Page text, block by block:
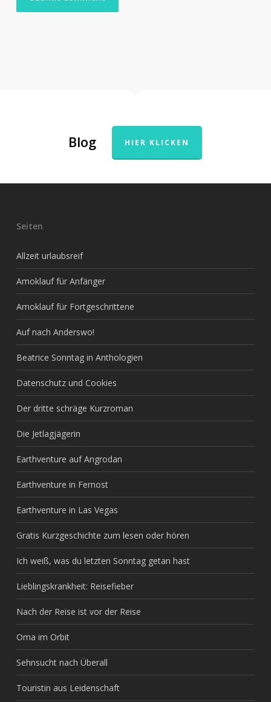
Blog HIER KLICKEN
Seiten
Allzeit urlaubsreif
Amoklauf für Anfänger
Amoklauf für Fortgeschrittene
Auf nach Anderswo!
Beatrice Sonntag in Anthologien
Datenschutz und Cookies
Der dritte schräge Kurzroman
Die Jetlagjägerin
Earthventure auf Angrodan
Earthventure in Fernost
Earthventure in Las Vegas
Gratis Kurzgeschichte zum lesen oder hören
Ich weiß, was du letzten Sonntag getan hast
Lieblingskrankheit: Reisefieber
Nach der Reise ist vor der Reise
Oma im Orbit
Sehnsucht nach Überall
Touristin aus Leidenschaft